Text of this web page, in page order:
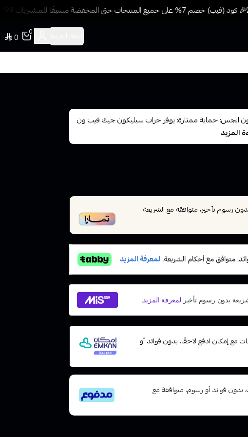
خصم 7% على جميع المنتجات حتى المخفضة مسبقًا للمشتريات 499 ريال + شحن وتوصيل مجاني
0
0
ايجس: حماية ممتازة: يوفر جراب سيليكون جيك فيب ون
المزيد
رسوم تأخير، متوافقة مع الشريعة
على 5 دفعات مع إمكان ادفع لاحقًا، بدون فوائد أو
ميسرة إلى 4 وحتى 6 دفعات، بدون فوائد أو رسوم. متوافقة مع